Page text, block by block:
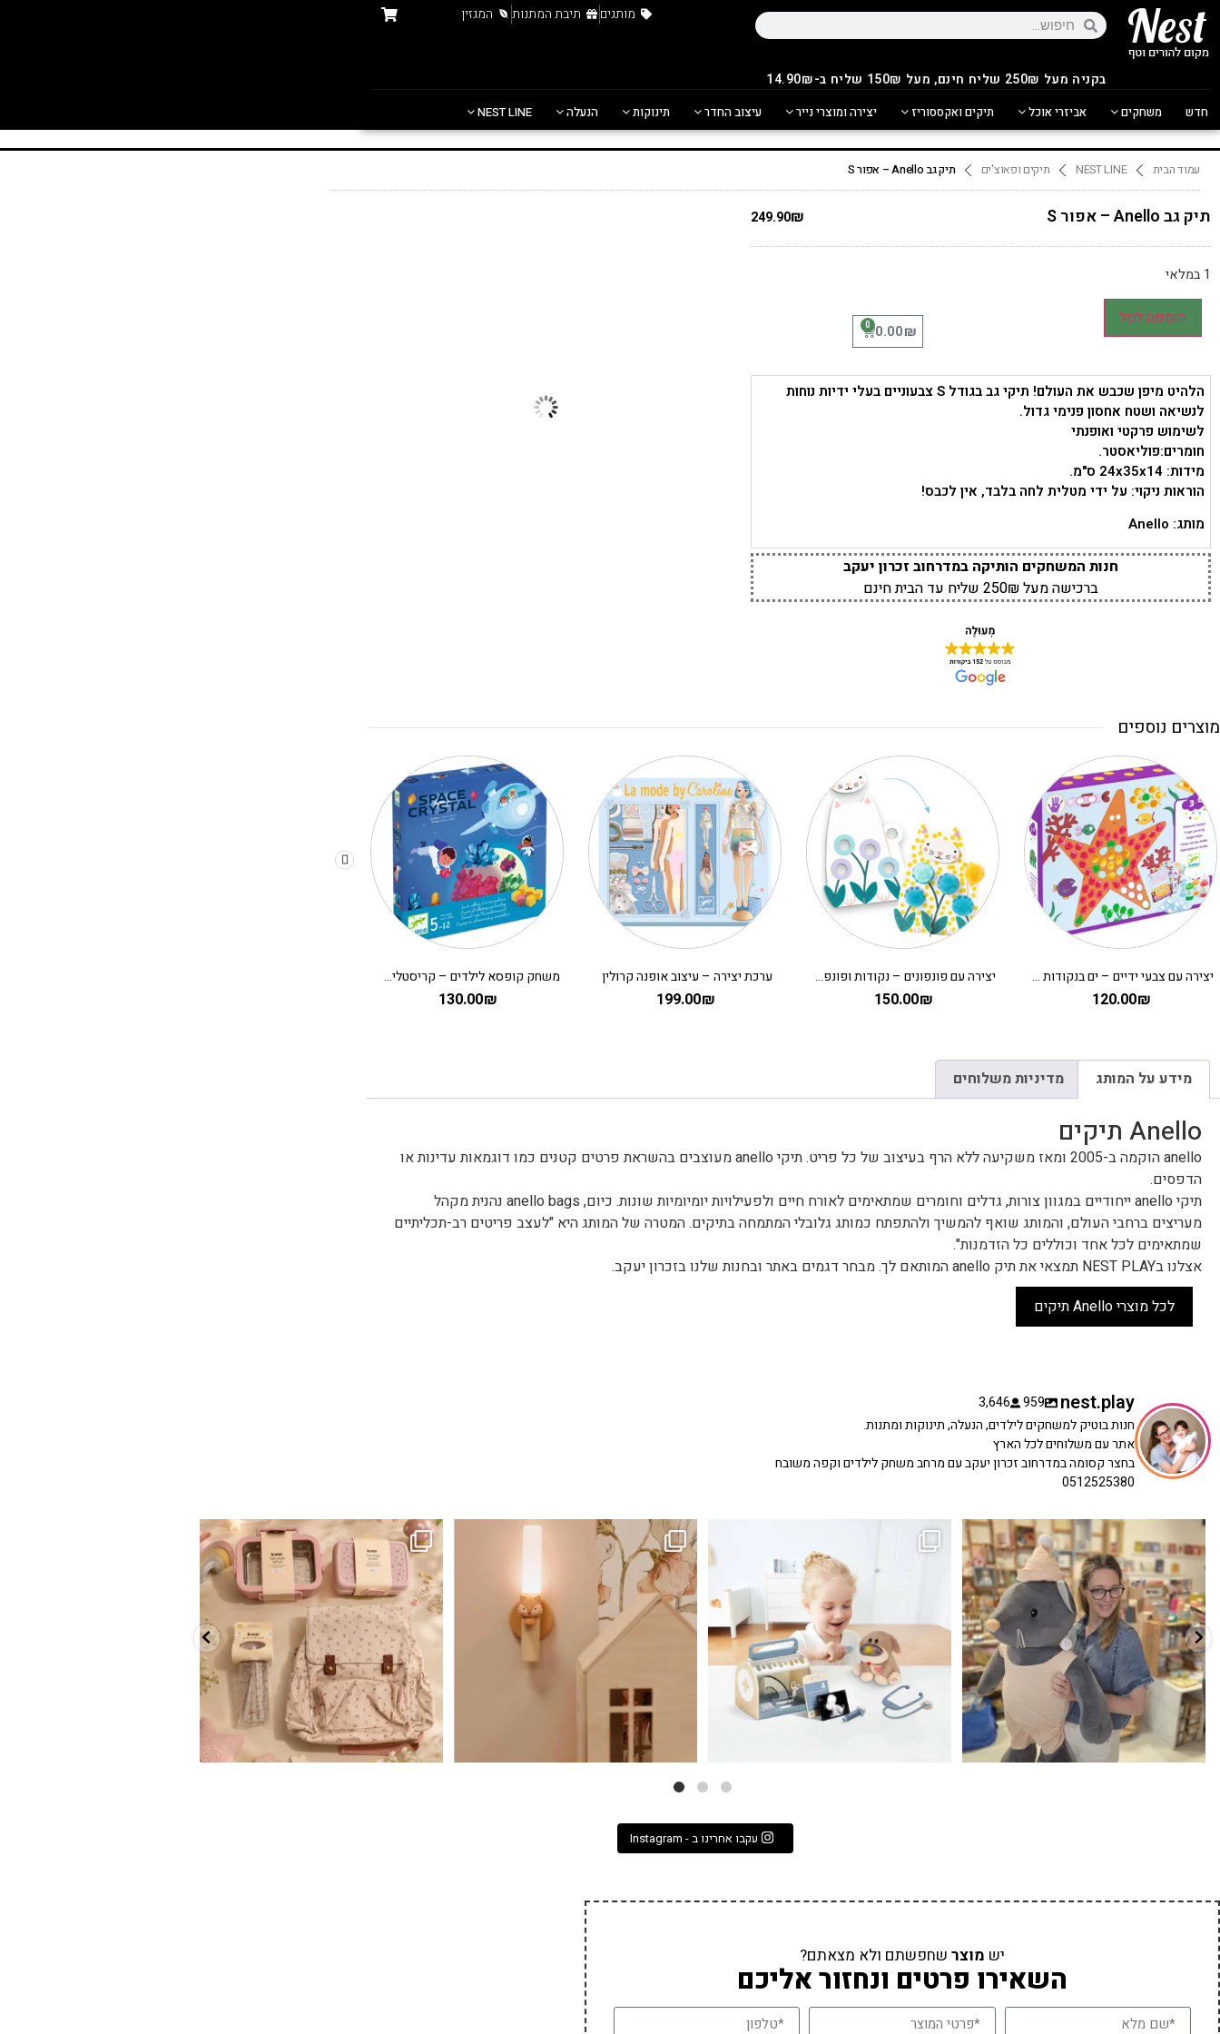
בקניה מעל 250 ₪ שליח חינם, מעל 150₪ שליח ב-14.90₪
מותגים תיבת המתנות המגזין
חדש משחקים אביזרי אוכל תיקים ואקססוריז יצירה ומוצרי נייר עיצוב החדר תינוקות הנעלה NEST LINE
עמוד הבית NEST LINE תיקים ופאוצ'ים תיק גב Anello – אפור S
תיק גב Anello – אפור S 249.90₪
1 במלאי
הוספה לסל
0.00₪
0
הלהיט מיפן שכבש את העולם! תיקי גב בגודל S צבעוניים בעלי ידיות נוחות
לנשיאה ושטח אחסון פנימי גדול.
לשימוש פרקטי ואופנתי
חומרים:פוליאסטר.
מידות: 24x35x14 ס"מ.
הוראות ניקוי: על ידי מטלית לחה בלבד, אין לכבס!
מותג: Anello
חנות המשחקים הותיקה במדרחוב זכרון יעקב
ברכישה מעל 250₪ שליח עד הבית חינם
מוצרים נוספים
יצירה עם צבעי ידיים – ים בנקודות DJECO
120.00₪
יצירה עם פונפונים – נקודות ופונפונים בדשא DJECO
150.00₪
ערכת יצירה – עיצוב אופנה קרולין
199.00₪
משחק קופסא לילדים – קריסטלים בחלל
130.00₪
מידע על המותג מדיניות משלוחים
Anello תיקים
anello הוקמה ב-2005 ומאז משקיעה ללא הרף בעיצוב של כל פריט. תיקי anello מעוצבים בהשראת פרטים קטנים כמו דוגמאות עדינות או
הדפסים.
תיקי anello ייחודיים במגוון צורות, גדלים וחומרים שמתאימים לאורח חיים ולפעילויות יומיומיות שונות. כיום, anello bags נהנית מקהל
מעריצים ברחבי העולם, והמותג שואף להמשיך ולהתפתח כמותג גלובלי המתמחה בתיקים. המטרה של המותג היא "לעצב פריטים רב-תכליתיים
שמתאימים לכל אחד וכוללים כל הזדמנות".
אצלנו בNEST PLAY תמצאי את תיק anello המותאם לך. מבחר דגמים באתר ובחנות שלנו בזכרון יעקב.
לכל מוצרי Anello תיקים
nest.play
959
3,646
חנות בוטיק למשחקים לילדים, הנעלה, תינוקות ומתנות.
אתר עם משלוחים לכל הארץ
בחצר קסומה במדרחוב זכרון יעקב עם מרחב משחק לילדים וקפה משובח
0512525380
הקולקציה החדשה
9 4
גם פריט עיצובי לחדר, גם מנורת לילה מרגיעה, וגם...
0
7 0
כשפתחתי את החנות חלמתי ליצור מקום שהייתי
שמחה
39 16
עקבו אחרינו ב - Instagram
יש מוצר שחפשתם ולא מצאתם?
השאירו פרטים ונחזור אליכם